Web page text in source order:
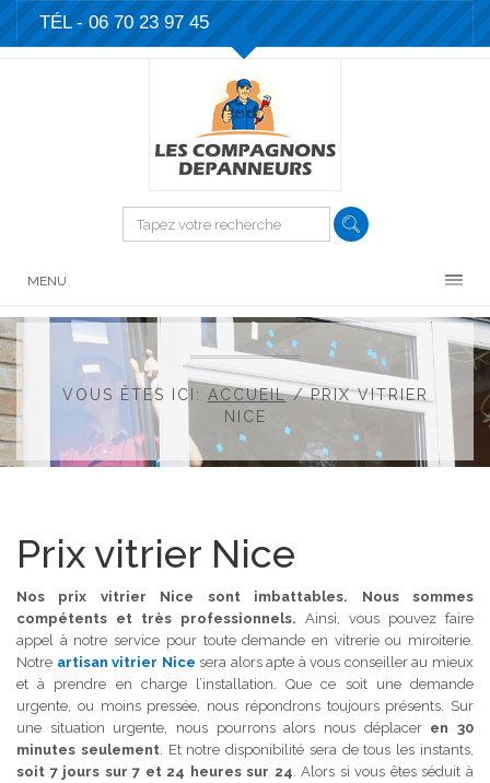
TÉL - 06 70 23 97 45
MENU
VOUS ÊTES ICI: ACCUEIL/PRIX VITRIER
NICE
Prix vitrier Nice
Nos prix vitrier Nice sont imbattables. Nous sommes
compétents et très professionnels. Ainsi, vous pouvez faire
appel à notre service pour toute demande en vitrerie ou miroiterie.
Notre artisan vitrier Nice sera alors apte à vous conseiller au mieux
et à prendre en charge l’installation. Que ce soit une demande
urgente, ou moins pressée, nous répondrons toujours présents. Sur
une situation urgente, nous pourrons alors nous déplacer en 30
minutes seulement. Et notre disponibilité sera de tous les instants,
soit 7 jours sur 7 et 24 heures sur 24 . Alors si vous êtes séduit à